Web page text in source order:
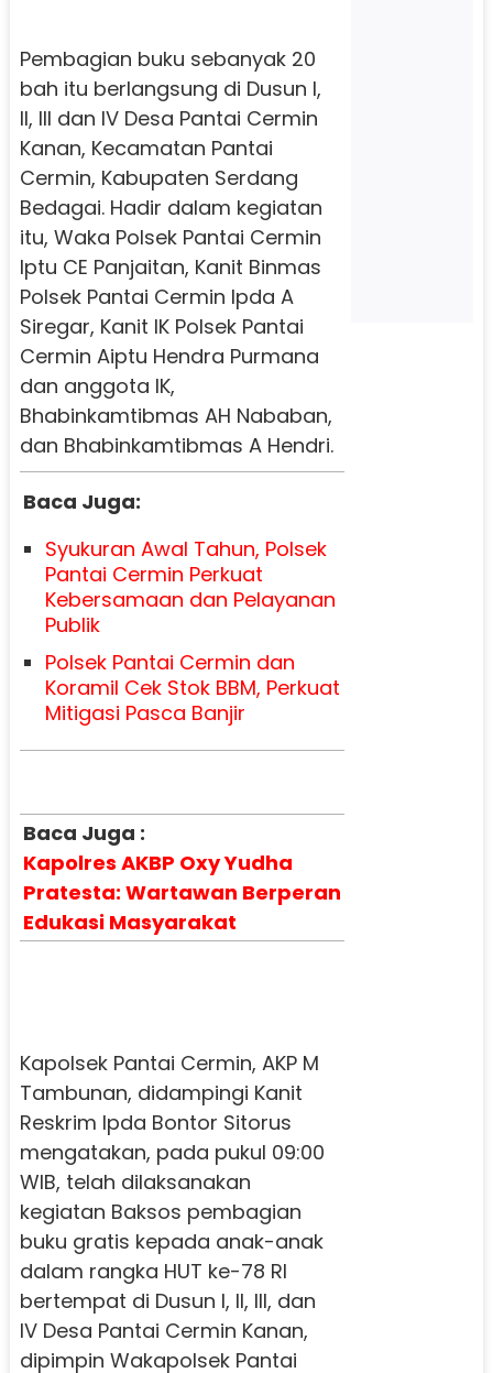
Pembagian buku sebanyak 20
bah itu berlangsung di Dusun I,
II, III dan IV Desa Pantai Cermin
Kanan, Kecamatan Pantai
Cermin, Kabupaten Serdang
Bedagai. Hadir dalam kegiatan
itu, Waka Polsek Pantai Cermin
Iptu CE Panjaitan, Kanit Binmas
Polsek Pantai Cermin Ipda A
Siregar, Kanit IK Polsek Pantai
Cermin Aiptu Hendra Purmana
dan anggota IK,
Bhabinkamtibmas AH Nababan,
dan Bhabinkamtibmas A Hendri.
Baca Juga:
Syukuran Awal Tahun, Polsek
Pantai Cermin Perkuat
Kebersamaan dan Pelayanan
Publik
Polsek Pantai Cermin dan
Koramil Cek Stok BBM, Perkuat
Mitigasi Pasca Banjir
Baca Juga :
Kapolres AKBP Oxy Yudha
Pratesta: Wartawan Berperan
Edukasi Masyarakat
Kapolsek Pantai Cermin, AKP M
Tambunan, didampingi Kanit
Reskrim Ipda Bontor Sitorus
mengatakan, pada pukul 09:00
WIB, telah dilaksanakan
kegiatan Baksos pembagian
buku gratis kepada anak-anak
dalam rangka HUT ke-78 RI
bertempat di Dusun I, II, III, dan
IV Desa Pantai Cermin Kanan,
dipimpin Wakapolsek Pantai